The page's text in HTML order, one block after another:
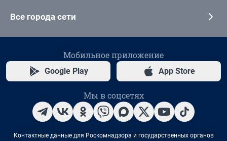
Все города сети
Мобильное приложение
Google Play App Store
Мы в соцсетях
Контактные данные для Роскомнадзора и государственных органов